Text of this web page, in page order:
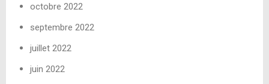
octobre 2022
septembre 2022
juillet 2022
juin 2022